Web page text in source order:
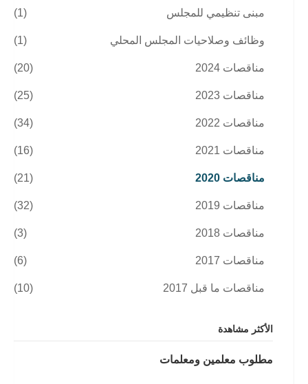
مبنى تنظيمي للمجلس (1)
وظائف وصلاحيات المجلس المحلي (1)
مناقصات 2024 (20)
مناقصات 2023 (25)
مناقصات 2022 (34)
مناقصات 2021 (16)
مناقصات 2020 (21)
مناقصات 2019 (32)
مناقصات 2018 (3)
مناقصات 2017 (6)
مناقصات ما قبل 2017 (10)
الأكثر مشاهدة
مطلوب معلمين ومعلمات